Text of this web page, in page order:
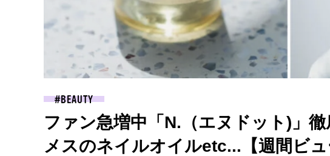
BEAUTY
ファン急増中「N.（エヌドット)」
メスのネイルオイルetc...【週間ビュ